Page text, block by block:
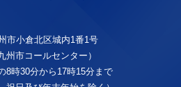
市小倉北区城内1番1号
州市コールセンター）
8時30分から17時15分まで